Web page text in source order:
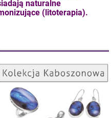
naturalne
(litoterapia).
Kolekcja Kaboszonowa
ZOBACZ